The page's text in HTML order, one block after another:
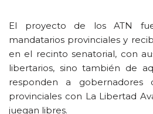
El proyecto de los ATN
mandatarios provinciales y
en el recinto senatorial, con
libertarios, sino también de
responden a gobernadores
provinciales con La Libertad
juegan libres.